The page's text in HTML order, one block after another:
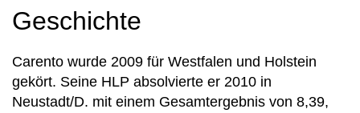
Geschichte
Carento wurde 2009 für Westfalen und Holstein
gekört. Seine HLP absolvierte er 2010 in
Neustadt/D. mit einem Gesamtergebnis von 8,39,